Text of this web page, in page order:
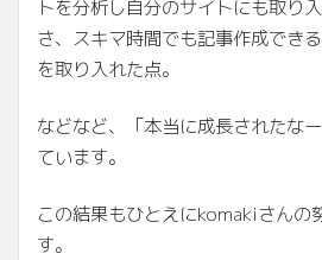
トを分析し自分のサイトにも取り
さ、スキマ時間でも記事作成でき
を取り入れた点。
などなど、「本当に成長されたな
ています。
この結果もひとえにkomakiさんの
す。